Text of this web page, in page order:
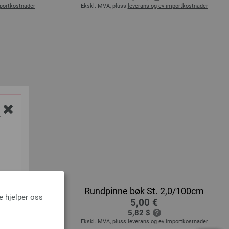
hjelper oss
Ekskl. MVA, pluss leverans og ev importkostnader
Rundpinne bøk St. 2,0/100cm
5,00 €
5,82 $
Ekskl. MVA, pluss leverans og ev importkostnader